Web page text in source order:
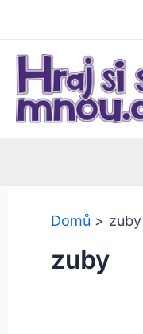
obsah
Domů zuby
zuby